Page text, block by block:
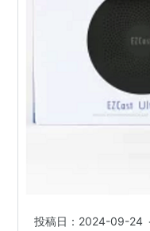
投稿日：2024-09-24